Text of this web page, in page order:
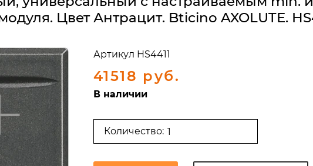
Цвет Антрацит. Bticino AXOLUTE.
Артикул HS4411
41518 руб.
В наличии
Количество: